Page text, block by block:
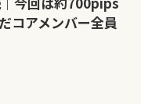
コアメンバー全員